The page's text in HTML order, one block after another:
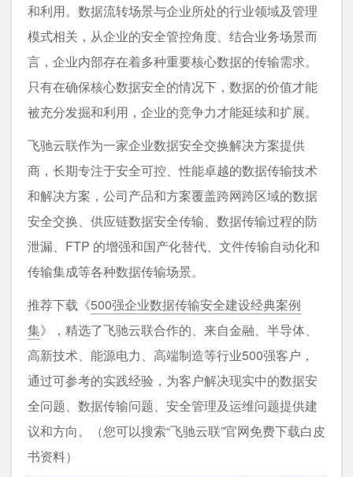
和利用。数据流转场景与企业所处的行业领域及管理
模式相关，从企业的安全管控角度、结合业务场景而
言，企业内部存在着多种重要核心数据的传输需求。
只有在确保核心数据安全的情况下，数据的价值才能
被充分发掘和利用，企业的竞争力才能延续和扩展。
飞驰云联作为一家企业数据安全交换解决方案提供
商，长期专注于安全可控、性能卓越的数据传输技术
和解决方案，公司产品和方案覆盖跨网跨区域的数据
安全交换、供应链数据安全传输、数据传输过程的防
泄漏、FTP 的增强和国产化替代、文件传输自动化和
传输集成等各种数据传输场景。
推荐下载《500强企业数据传输安全建设经典案例
集》，精选了飞驰云联合作的、来自金融、半导体、
高新技术、能源电力、高端制造等行业500强客户，
通过可参考的实践经验，为客户解决现实中的数据安
全问题、数据传输问题、安全管理及运维问题提供建
议和方向。（您可以搜索“飞驰云联”官网免费下载白皮
书资料）